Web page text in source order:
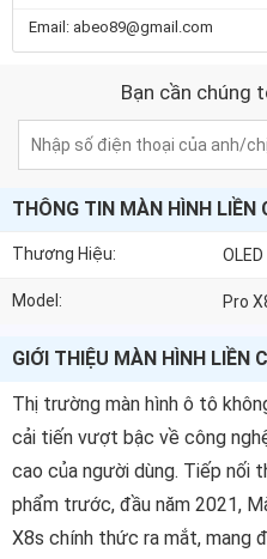
Email: abeo89@gmail.com
Bạn cần chúng
THÔNG TIN MÀN HÌNH LIỀN
Thương Hiệu: OLED
Model: Pro
GIỚI THIỆU MÀN HÌNH LIỀN
Thị trường màn hình ô tô
cải tiến vượt bậc về công
cao của người dùng. Tiếp nối
phẩm trước, đầu năm 2021,
X8s chính thức ra mắt, mang